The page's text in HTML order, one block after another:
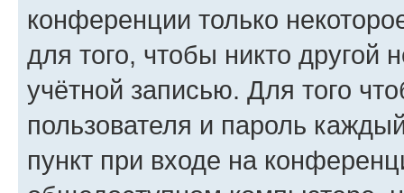
конференции только
для того, чтобы никто другой
учётной записью. Для того
пользователя и пароль
пункт при входе на